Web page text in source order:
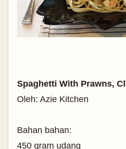
Spaghetti With Prawns,
Oleh: Azie Kitchen
Bahan bahan:
450 gram udang